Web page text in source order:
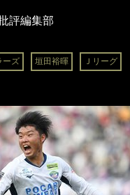
評編集部
ーズ 垣田裕暉 Ｊリーグ